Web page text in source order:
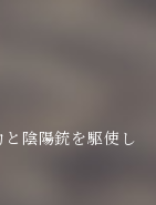
陰陽銃を駆使し